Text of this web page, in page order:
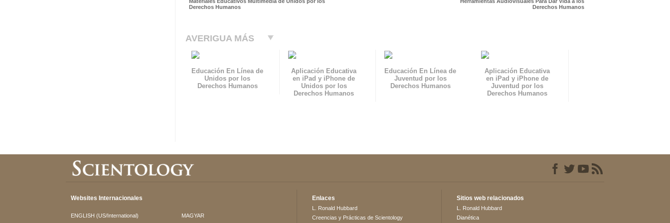
Derechos Humanos
Derechos Humanos
AVERIGUA MÁS
Educación En Línea de
Unidos por los
Derechos Humanos
Aplicación Educativa
en iPad y iPhone de
Unidos por los
Derechos Humanos
Educación En Línea de
Juventud por los
Derechos Humanos
Aplicación Educativa
en iPad y iPhone de
Juventud por los
Derechos Humanos
Websites Internacionales
ENGLISH (US/International)
MAGYAR
Enlaces
L. Ronald Hubbard
Creencias y Prácticas de Scientology
Sitios web relacionados
L. Ronald Hubbard
Dianética